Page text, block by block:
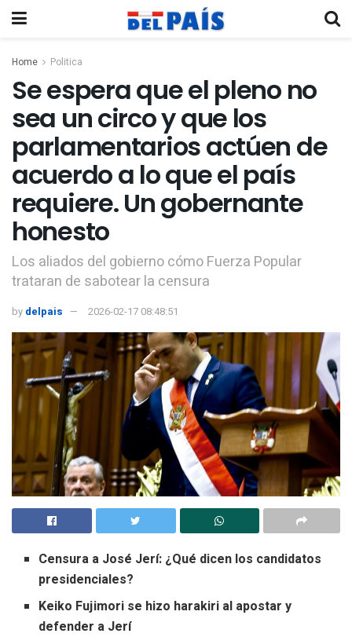
Home Politica
Se espera que el pleno no
sea un circo y que los
parlamentarios actúen de
acuerdo a lo que el país
requiere. Un gobernante
honesto
Los aliados del gobierno cómo Fuerza Popular
trataran de sabotear la censura
by delpais 2026-02-17 08:48:51
Censura a José Jerí: ¿Qué dicen los candidatos
presidenciales?
Keiko Fujimori se hizo harakiri al apostar y
defender a Jerí